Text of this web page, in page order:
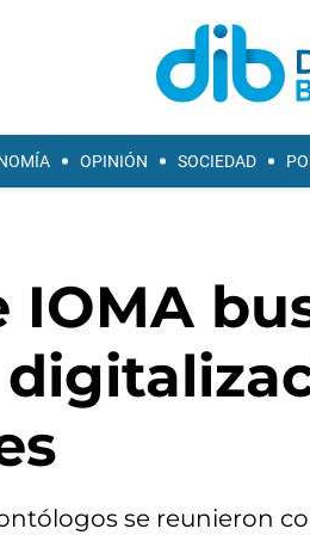
OPINIÓN SOCIEDAD
IOMA
se reunieron